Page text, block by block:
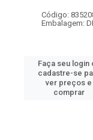
Código:
Embalagem:
Faça seu login
cadastre-se
ver preços e
comprar